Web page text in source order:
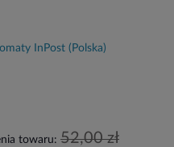
InPost (Polska)
towaru: 52,00 zł